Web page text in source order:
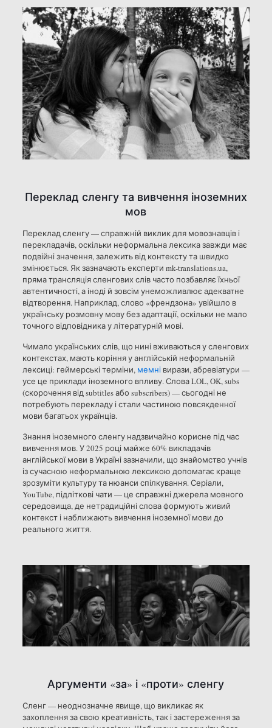
Переклад сленгу та вивчення іноземних
мов
Переклад сленгу — справжній виклик для мовознавців і
перекладачів, оскільки неформальна лексика завжди має
подвійні значення, залежить від контексту та швидко
змінюється. Як зазначають експерти mk-translations.ua,
пряма трансляція сленгових слів часто позбавляє їхньої
автентичності, а іноді й зовсім унеможливлює адекватне
відтворення. Наприклад, слово «френдзона» увійшло в
українську розмовну мову без адаптації, оскільки не мало
точного відповідника у літературній мові.
Чимало українських слів, що нині вживаються у сленгових
контекстах, мають коріння у англійській неформальній
лексиці: геймерські терміни, мемнівирази, абревіатури —
усе це приклади іноземного впливу. Слова LOL, OK, subs
(скорочення від subtitles або subscribers) — сьогодні не
потребують перекладу і стали частиною повсякденної
мови багатьох українців.
Знання іноземного сленгу надзвичайно корисне під час
вивчення мов. У 2025 році майже 60% викладачів
англійської мови в Україні зазначили, що знайомство учнів
із сучасною неформальною лексикою допомагає краще
зрозуміти культуру та нюанси спілкування. Серіали,
YouTube, підліткові чати — це справжні джерела мовного
середовища, де нетрадиційні слова формують живий
контекст і наближають вивчення іноземної мови до
реального життя.
Аргументи «за» і «проти» сленгу
Сленг — неоднозначне явище, що викликає як
захоплення за свою креативність, так і застереження за